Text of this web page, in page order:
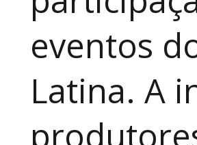
eventos
Latina. A